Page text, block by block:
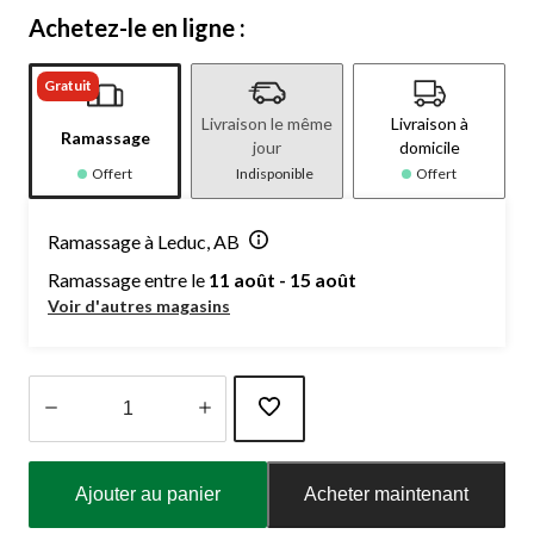
Achetez-le en ligne :
Gratuit
Ramassage
Offert
Livraison le même
jour
Indisponible
Livraison à
domicile
Offert
Ramassage à Leduc, AB
Ramassage entre le 11 août - 15 août
Voir d'autres magasins
Ajouter au panier Acheter maintenant